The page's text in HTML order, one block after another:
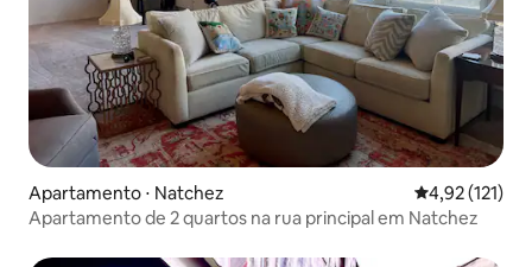
Apartamento ⋅ Natchez 4,92 de uma
4,92 (121)
Apartamento de 2 quartos na rua principal em Natchez